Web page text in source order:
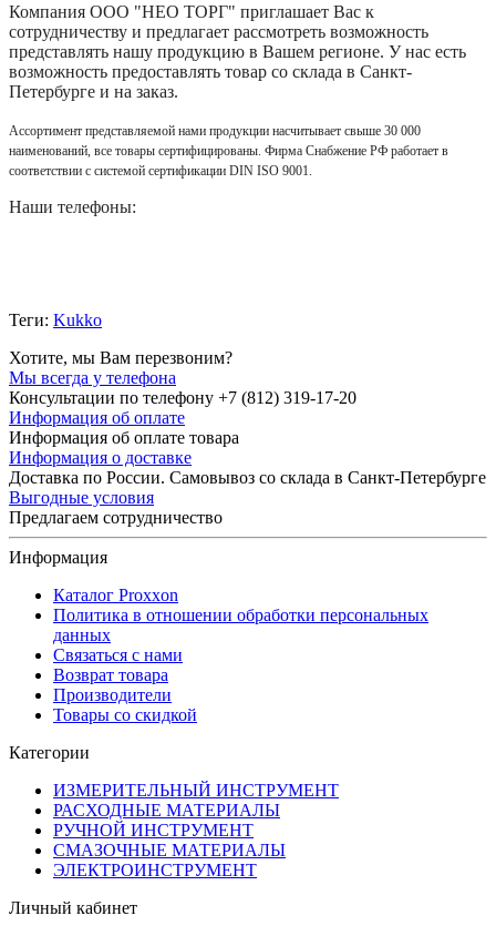
Компания ООО "НЕО ТОРГ" приглашает Вас к
сотрудничеству и предлагает рассмотреть возможность
представлять нашу продукцию в Вашем регионе. У нас есть
возможность предоставлять товар со склада в Санкт-
Петербурге и на заказ.
Ассортимент представляемой нами продукции насчитывает свыше 30 000
наименований, все товары сертифицированы. Фирма Снабжение РФ работает в
соответствии с системой сертификации DIN ISO 9001.
Наши телефоны:
Теги: Kukko
Хотите, мы Вам перезвоним?
Мы всегда у телефона
Консультации по телефону +7 (812) 319-17-20
Информация об оплате
Информация об оплате товара
Информация о доставке
Доставка по России. Самовывоз со склада в Санкт-Петербурге
Выгодные условия
Предлагаем сотрудничество
Информация
Каталог Proxxon
Политика в отношении обработки персональных
данных
Связаться с нами
Возврат товара
Производители
Товары со скидкой
Категории
ИЗМЕРИТЕЛЬНЫЙ ИНСТРУМЕНТ
РАСХОДНЫЕ МАТЕРИАЛЫ
РУЧНОЙ ИНСТРУМЕНТ
СМАЗОЧНЫЕ МАТЕРИАЛЫ
ЭЛЕКТРОИНСТРУМЕНТ
Личный кабинет